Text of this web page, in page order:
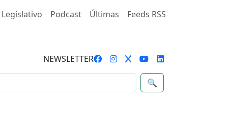
Legislativo Podcast Últimas Feeds RSS
NEWSLETTER
🔍